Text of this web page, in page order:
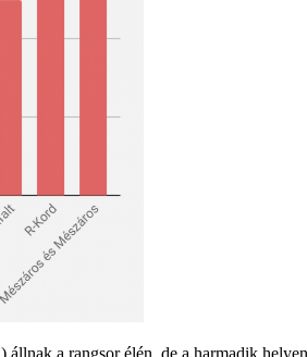
a rangsor élén, de a harmadik